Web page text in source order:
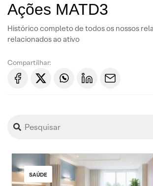
Ações MATD3
Histórico completo de todos os nossos
relacionados ao ativo
Compartilhar:
SAÚDE